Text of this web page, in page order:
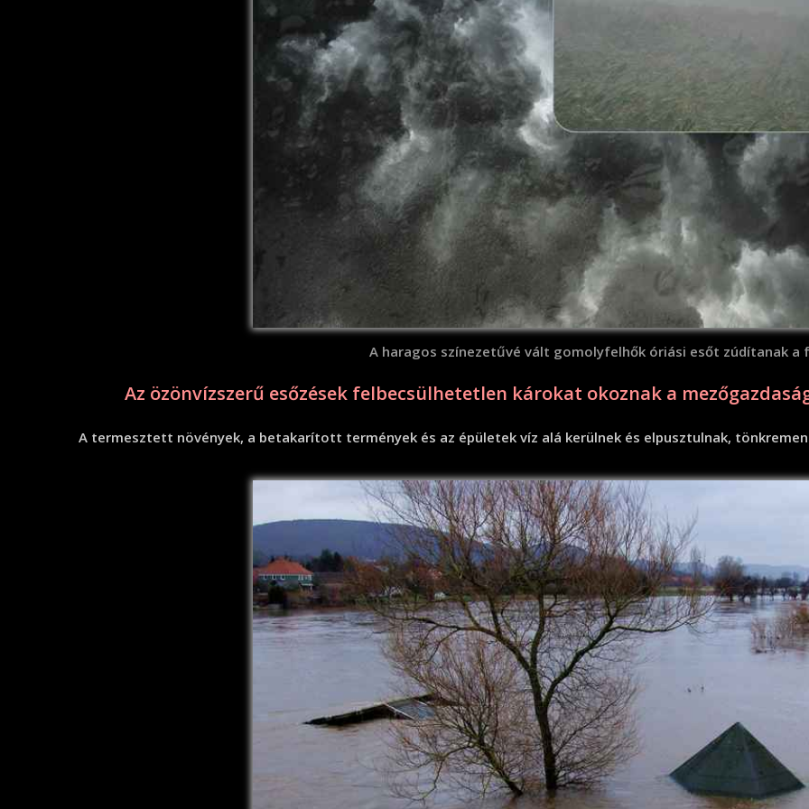
A haragos színezetűvé vált gomolyfelhők óriási esőt zúdítanak a
Az özönvízszerű esőzések felbecsülhetetlen károkat okoznak a
A termesztett növények, a betakarított termények és az épületek víz alá kerülnek és elpusztulnak,